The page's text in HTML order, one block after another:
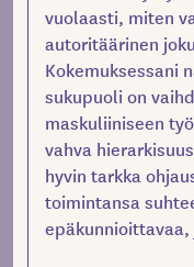
vuolaasti, miten
autoritäärinen
Kokemuksessani
sukupuoli on
maskuliiniseen
vahva
hyvin tarkka
toimintansa